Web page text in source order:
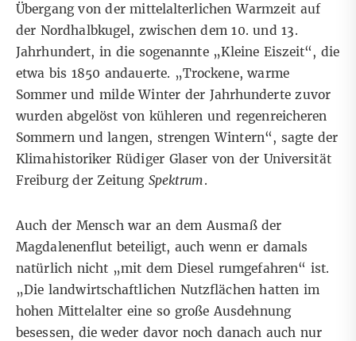
Übergang von dermittelalterlichen Warmzeit auf
der Nordhalbkugel, zwischen dem 10. und 13.
Jahrhundert, in die sogenannte „Kleine Eiszeit“, die
etwa bis 1850 andauerte. „Trockene, warme
Sommer und milde Winter der Jahrhunderte zuvor
wurden abgelöst von kühleren und regenreicheren
Sommern und langen, strengen Wintern“, sagte der
Klimahistoriker Rüdiger Glaser von der Universität
Freiburg der Zeitung Spektrum.
Auch der Mensch war an dem Ausmaß der
Magdalenenflut beteiligt, auch wenn er damals
natürlich nicht „mit dem Diesel rumgefahren“ ist.
„Die landwirtschaftlichen Nutzflächen hatten im
hohen Mittelalter eine so große Ausdehnung
besessen, die weder davor noch danach auch nur